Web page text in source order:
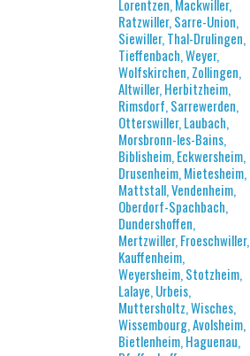
Lorentzen, Mackwiller,
Ratzwiller, Sarre-Union,
Siewiller, Thal-Drulingen,
Tieffenbach, Weyer,
Wolfskirchen, Zollingen,
Altwiller, Herbitzheim,
Rimsdorf, Sarrewerden,
Otterswiller, Laubach,
Morsbronn-les-Bains,
Biblisheim, Eckwersheim,
Drusenheim, Mietesheim,
Mattstall, Vendenheim,
Oberdorf-Spachbach,
Dundershoffen,
Mertzwiller, Froeschwiller,
Kauffenheim,
Weyersheim, Stotzheim,
Lalaye, Urbeis,
Muttersholtz, Wisches,
Wissembourg, Avolsheim,
Bietlenheim, Haguenau,